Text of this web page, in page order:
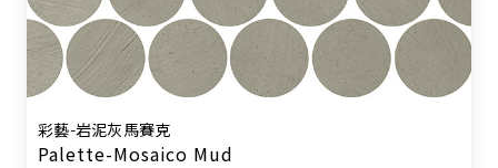
彩藝-岩泥灰馬賽克
Palette-Mosaico Mud